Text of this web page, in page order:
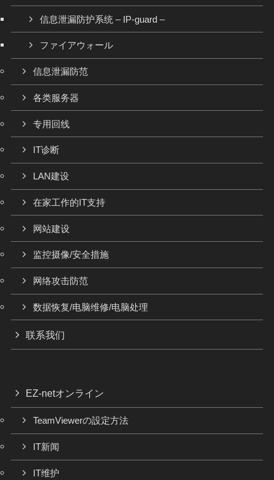
信息泄漏防护系统 – IP-guard –
ファイアウォール
信息泄漏防范
各类服务器
专用回线
IT诊断
LAN建设
在家工作的IT支持
网站建设
监控摄像/安全措施
网络攻击防范
数据恢复/电脑维修/电脑处理
联系我们
EZ-netオンライン
TeamViewerの設定方法
IT新闻
IT维护